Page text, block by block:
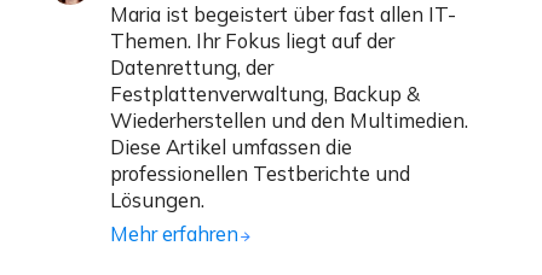
Maria ist begeistert über fast allen IT-
Themen. Ihr Fokus liegt auf der
Datenrettung, der
Festplattenverwaltung, Backup &
Wiederherstellen und den Multimedien.
Diese Artikel umfassen die
professionellen Testberichte und
Lösungen.
Mehr erfahren